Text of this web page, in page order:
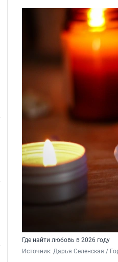
Где найти любовь в 2026 году
Источник: Дарья Селенская /